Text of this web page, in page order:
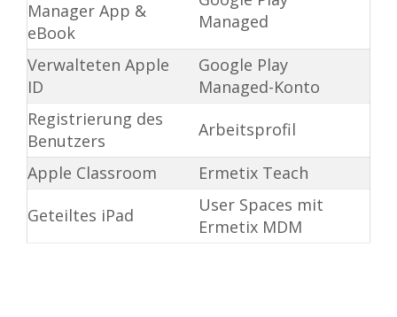
Manager App &
eBook
Managed
Verwalteten Apple
ID
Google Play
Managed-Konto
Registrierung des
Benutzers
Arbeitsprofil
Apple Classroom
Ermetix Teach
Geteiltes iPad
User Spaces mit
Ermetix MDM